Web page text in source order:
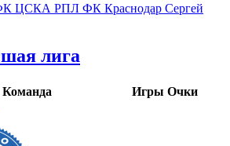
ЦСКА РПЛ ФК Краснодар Сергей
лига
Команда Игры Очки